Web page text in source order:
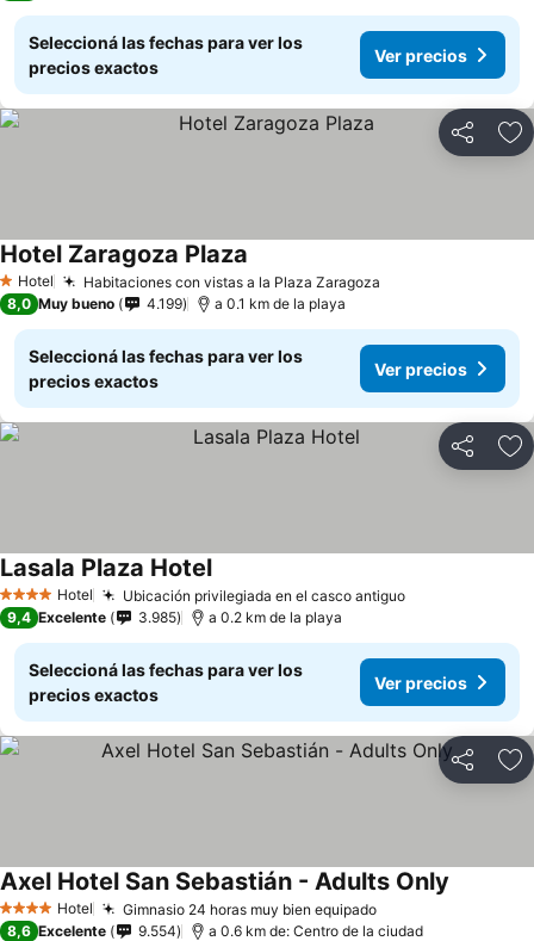
Seleccioná las fechas para ver los
precios exactos
Ver precios
Compartir
1 Estrellas
Hotel Habitaciones con vistas a la Plaza Zaragoza
Hotel Zaragoza Plaza
8,0 Muy bueno 4.199 a 0.1 km de la playa
Seleccioná las fechas para ver los
precios exactos
Ver precios
Compartir
4 EstrellasHotel Ubicación privilegiada en el casco antiguo
Lasala Plaza Hotel
9,4 Excelente 3.985 a 0.2 km de la playa
Seleccioná las fechas para ver los
precios exactos
Ver precios
Compartir
4 EstrellasHotel Gimnasio 24 horas muy bien equipado
Axel Hotel San Sebastián - Adults Only
8,6 Excelente 9.554 a 0.6 km de: Centro de la ciudad